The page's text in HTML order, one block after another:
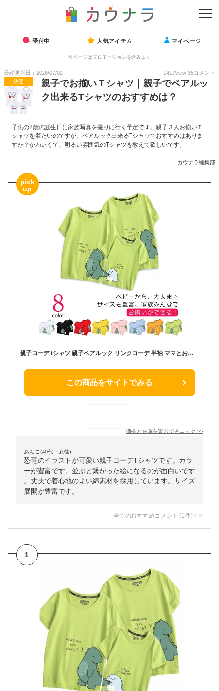
受付中 人気アイテム マイページ
本ページはプロモーションを含みます
最終更新日：2026/07/02 1417View 35コメント
決定
親子でお揃いＴシャツ｜親子でペアルッ
ク出来るTシャツのおすすめは？
子供の2歳の誕生日に家族写真を撮りに行く予定です。親子３人お揃いＴ
シャツを着たいのですが、ペアルック出来るTシャツでおすすめはありま
すか？かわいくて、明るい雰囲気のTシャツを教えて欲しいです。
カウナラ編集部
pick
up
親子コーデ tシャツ 親子ペアルック リンクコーデ 半袖 ママとお揃い 親子でつながる 誕生日 記念日 恐竜 Tシャツ 綿 可愛い 親子お揃い 親子お揃いtシャツ バースデー 家族 おそろい プレゼント お揃い ペアtシャツ 親子ペア 実用的 大きいサイズ 送料無料
この商品をサイトでみる
価格と在庫を楽天でチェック >>
あんこ(40代・女性)
恐竜のイラストが可愛い親子コーデTシャツです。カラ
ーが豊富です。並ぶと繋がった絵になるのが面白いです
。丈夫で着心地のよい綿素材を採用しています。サイズ
展開が豊富です。
全てのおすすめコメント (1 件) >
1